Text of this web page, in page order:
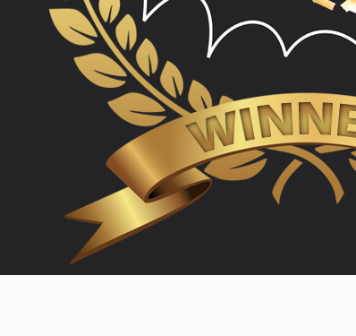
NEWS
HAGEBA BOYS 2026
2026.07.31